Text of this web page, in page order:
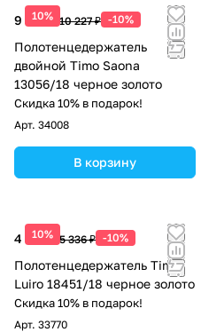
10%
9 204 ₽ 10 227 ₽ -10%
Полотенцедержатель
двойной Timo Saona
13056/18 черное золото
Скидка 10% в подарок!
Арт. 34008
В корзину
10%
4 802 ₽ 5 336 ₽ -10%
Полотенцедержатель Timo
Luiro 18451/18 черное золото
Скидка 10% в подарок!
Арт. 33770